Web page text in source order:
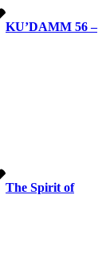
KU’DAMM 56 –
The Spirit of